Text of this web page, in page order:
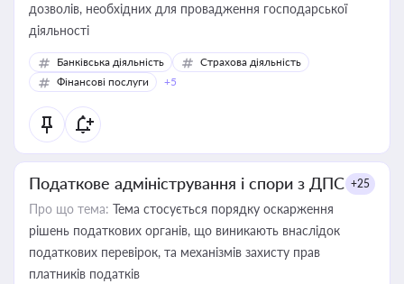
дозволів, необхідних для провадження господарської
діяльності
Банківська діяльність
Страхова діяльність
Фінансові послуги
+5
Податкове адміністрування і спори з ДПС +25
Про що тема: Тема стосується порядку оскарження
рішень податкових органів, що виникають внаслідок
податкових перевірок, та механізмів захисту прав
платників податків